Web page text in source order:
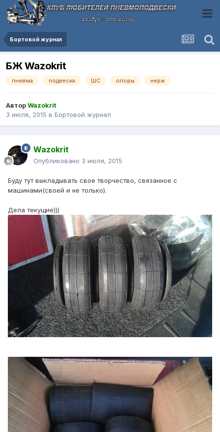
Бортовой журнал
БЖ Wazokrit
пневма подвеска ШС опоры нерж
АвторWazokrit
3 июля, 2015 в Бортовой журнал
Wazokrit
Опубликовано 3 июля, 2015
Буду тут выкладывать свое творчество, связанное с
машинами(своей и не только).
Дела текущие)))